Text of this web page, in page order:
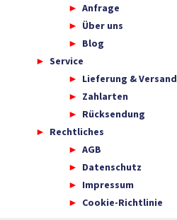
Anfrage
Über uns
Blog
Service
Lieferung & Versand
Zahlarten
Rücksendung
Rechtliches
AGB
Datenschutz
Impressum
Cookie-Richtlinie